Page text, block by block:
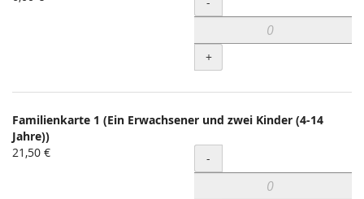
+
Familienkarte 1 (Ein Erwachsener und zwei Kinder (4-14
Jahre))
21,50 €
Menge
-